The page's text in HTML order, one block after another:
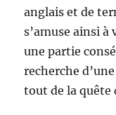
anglais et de
s’amuse ainsi
une partie
recherche
tout de la quête